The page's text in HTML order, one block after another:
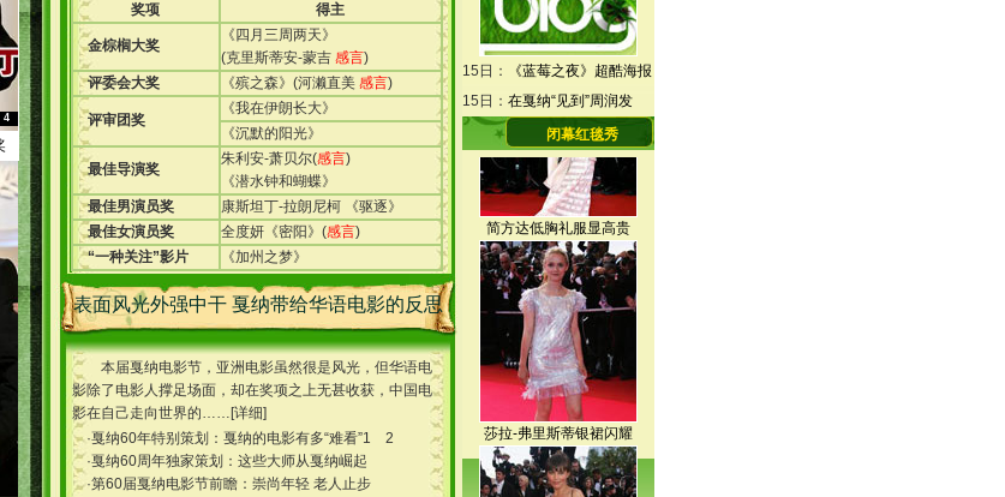
4
奖项
得主
金棕榈大奖
《四月三周两天》
(克里斯蒂安-蒙吉 感言)
评委会大奖
《殡之森》 (河濑直美 感言)
评审团奖
《我在伊朗长大》
《沉默的阳光》
最佳导演奖
朱利安-萧贝尔(感言)
《潜水钟和蝴蝶》
最佳男演员奖
康斯坦丁-拉朗尼柯
《驱逐》
最佳女演员奖
全度妍《密阳》 (感言)
“一种关注”影片
《加州之梦》
表面风光外强中干 戛纳带给华语电影的反思
本届戛纳电影节，亚洲电影虽然很是风光，但华语电
影除了电影人撑足场面，却在奖项之上无甚收获，中国电
影在自己走向世界的……[详细]
·戛纳60年特别策划：戛纳的电影有多“难看”1
2
·戛纳60周年独家策划：这些大师从戛纳崛起
·第60届戛纳电影节前瞻：崇尚年轻 老人止步
15日：
《蓝莓之夜》超酷海报
15日： 在戛纳“见到”周润发
闭幕红毯秀
简方达低胸礼服显高贵
莎拉-弗里斯蒂银裙闪耀